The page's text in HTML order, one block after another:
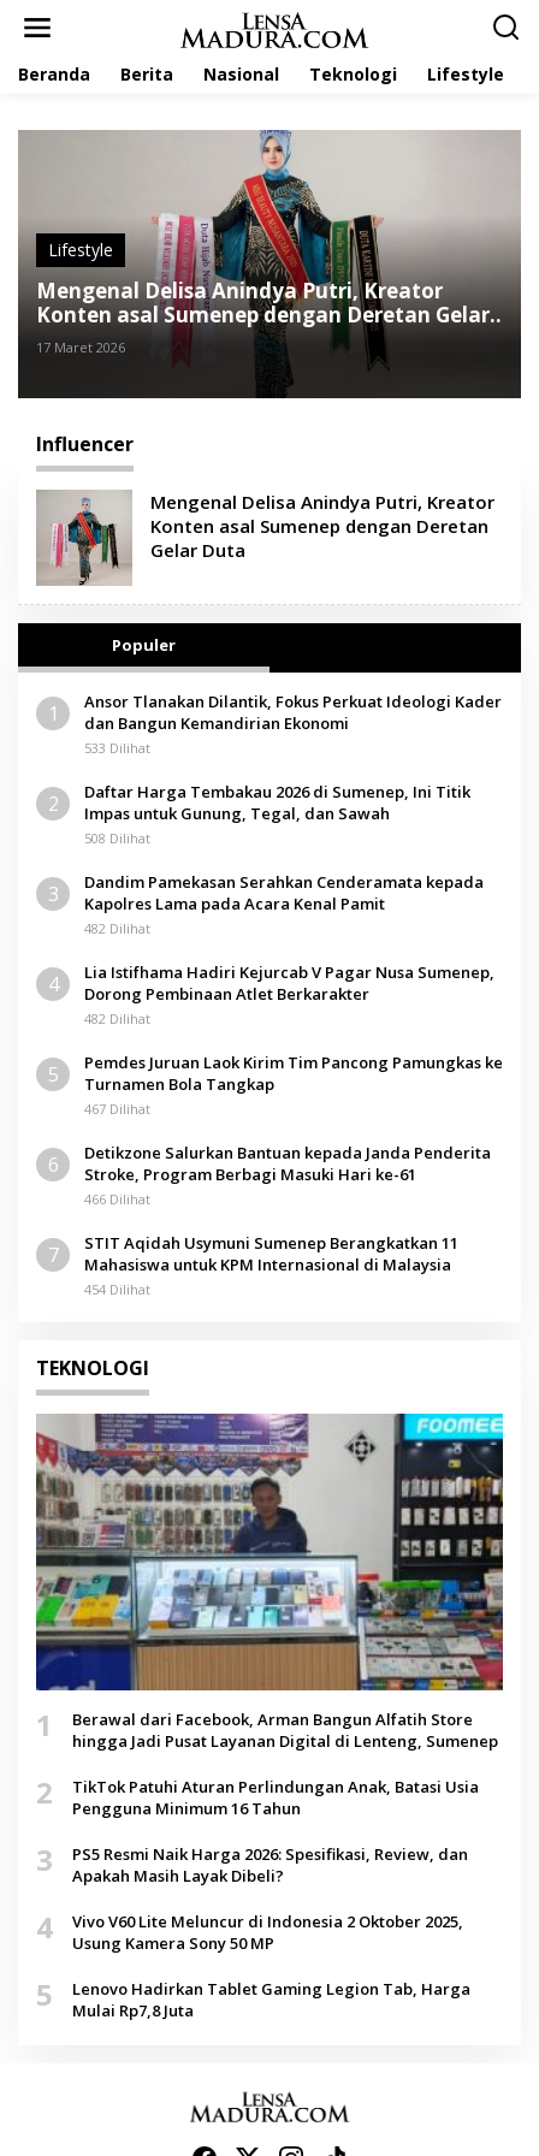
Beranda Berita Nasional Teknologi Lifestyle
Lifestyle
Mengenal Delisa Anindya Putri, Kreator
Konten asal Sumenep dengan Deretan Gelar
Duta
17 Maret 2026
Influencer
Mengenal Delisa Anindya Putri, Kreator
Konten asal Sumenep dengan Deretan
Gelar Duta
Populer
1
Ansor Tlanakan Dilantik, Fokus Perkuat Ideologi Kader
dan Bangun Kemandirian Ekonomi
533 Dilihat
2
Daftar Harga Tembakau 2026 di Sumenep, Ini Titik
Impas untuk Gunung, Tegal, dan Sawah
508 Dilihat
3
Dandim Pamekasan Serahkan Cenderamata kepada
Kapolres Lama pada Acara Kenal Pamit
482 Dilihat
4
Lia Istifhama Hadiri Kejurcab V Pagar Nusa Sumenep,
Dorong Pembinaan Atlet Berkarakter
482 Dilihat
5
Pemdes Juruan Laok Kirim Tim Pancong Pamungkas ke
Turnamen Bola Tangkap
467 Dilihat
6
Detikzone Salurkan Bantuan kepada Janda Penderita
Stroke, Program Berbagi Masuki Hari ke-61
466 Dilihat
7
STIT Aqidah Usymuni Sumenep Berangkatkan 11
Mahasiswa untuk KPM Internasional di Malaysia
454 Dilihat
TEKNOLOGI
1
Berawal dari Facebook, Arman Bangun Alfatih Store
hingga Jadi Pusat Layanan Digital di Lenteng, Sumenep
2
TikTok Patuhi Aturan Perlindungan Anak, Batasi Usia
Pengguna Minimum 16 Tahun
3
PS5 Resmi Naik Harga 2026: Spesifikasi, Review, dan
Apakah Masih Layak Dibeli?
4
Vivo V60 Lite Meluncur di Indonesia 2 Oktober 2025,
Usung Kamera Sony 50 MP
5
Lenovo Hadirkan Tablet Gaming Legion Tab, Harga
Mulai Rp7,8 Juta